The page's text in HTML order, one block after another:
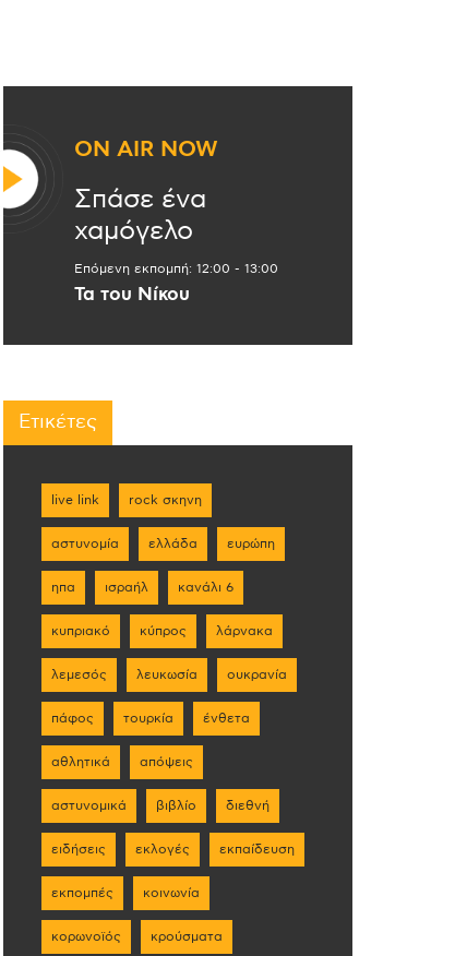
ON AIR NOW
Σπάσε ένα
χαμόγελο
Επόμενη εκπομπή: 12:00 - 13:00
Τα του Νίκου
Ετικέτες
live link rock σκηνη
αστυνομία ελλάδα ευρώπη
ηπα ισραήλ κανάλι 6
κυπριακό κύπρος λάρνακα
λεμεσός λευκωσία ουκρανία
πάφος τουρκία ένθετα
αθλητικά απόψεις
αστυνομικά βιβλίο διεθνή
ειδήσεις εκλογές εκπαίδευση
εκπομπές κοινωνία
κορωνοϊός κρούσματα